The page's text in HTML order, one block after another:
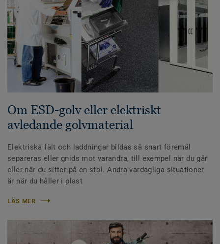
Om ESD-golv eller elektriskt
avledande golvmaterial
Elektriska fält och laddningar bildas så snart föremål
separeras eller gnids mot varandra, till exempel när du går
eller när du sitter på en stol. Andra vardagliga situationer
är när du håller i plast
LÄS MER